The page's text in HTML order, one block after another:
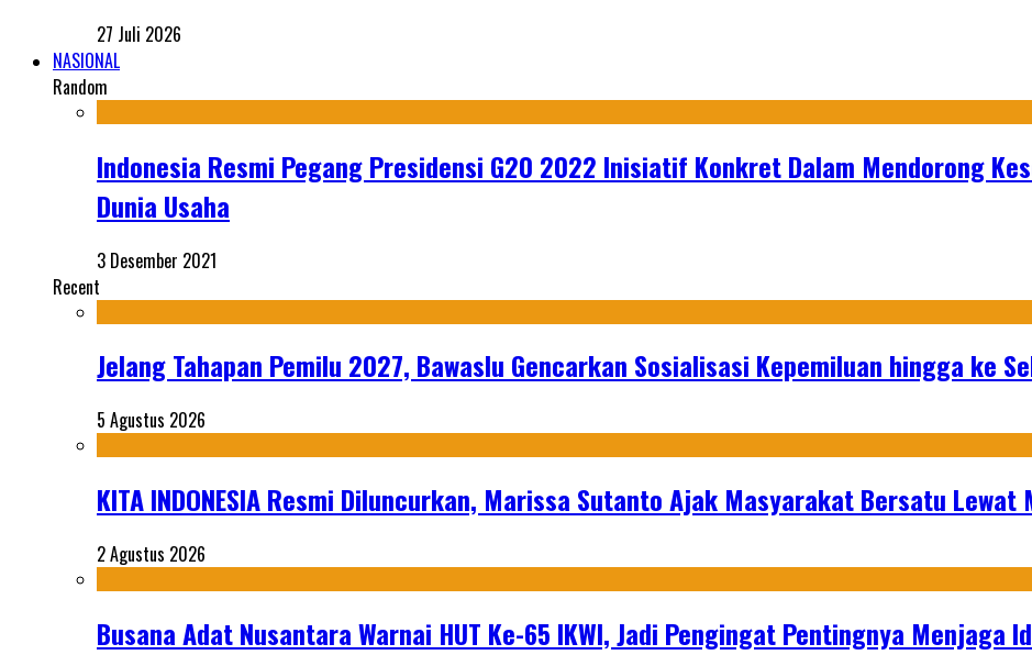
27 Juli 2026
NASIONAL
Random
Indonesia Resmi Pegang Presidensi G20 2022 Inisiatif Konkret Dalam Mendorong
Dunia Usaha
3 Desember 2021
Recent
Jelang Tahapan Pemilu 2027, Bawaslu Gencarkan Sosialisasi Kepemiluan hingga ke
5 Agustus 2026
KITA INDONESIA Resmi Diluncurkan, Marissa Sutanto Ajak Masyarakat Bersatu Lewat
2 Agustus 2026
Busana Adat Nusantara Warnai HUT Ke-65 IKWI, Jadi Pengingat Pentingnya Menjaga